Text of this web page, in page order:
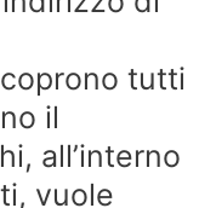
tutti
il
all’interno
vuole